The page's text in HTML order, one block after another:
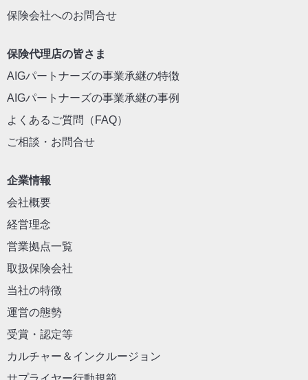
保険会社へのお問合せ
保険代理店の皆さま
AIGパートナーズの事業承継の特徴
AIGパートナーズの事業承継の事例
よくあるご質問（FAQ）
ご相談・お問合せ
企業情報
会社概要
経営理念
営業拠点一覧
取扱保険会社
当社の特徴
運営の態勢
受賞・認定等
カルチャー＆インクルージョン